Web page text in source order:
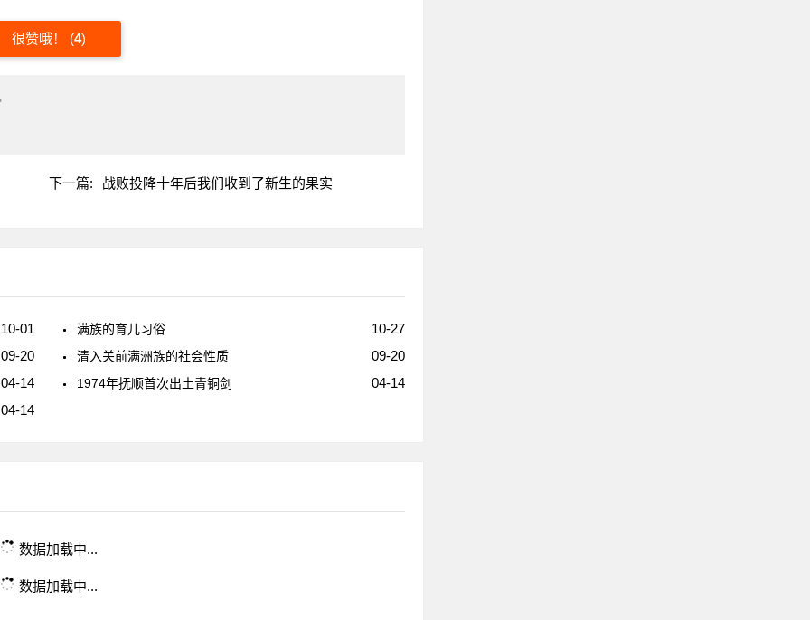
很赞哦！ (4)
下一篇: 战败投降十年后我们收到了新生的果实
01 10-27
满族的育儿习俗
20 09-20
清入关前满洲族的社会性质
14 04-14
1974年抚顺首次出土青铜剑
14
数据加载中...
数据加载中...